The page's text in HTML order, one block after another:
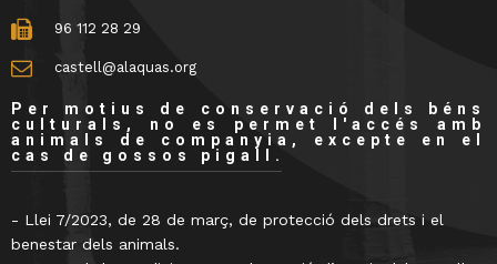
96 112 28 29
castell@alaquas.org
Per motius de conservació dels béns
culturals, no es permet l'accés amb
animals de companyia, excepte en el
cas de gossos pigall.
- Llei 7/2023, de 28 de març, de protecció dels drets i el
benestar dels animals.